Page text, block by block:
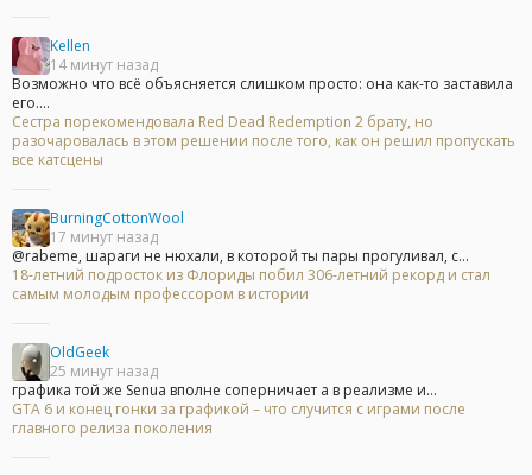
Kellen
14 минут назад
Возможно что всё объясняется слишком просто: она как-то заставила
его....
Сестра порекомендовала Red Dead Redemption 2 брату, но
разочаровалась в этом решении после того, как он решил пропускать
все катсцены
BurningCottonWool
17 минут назад
@rabeme, шараги не нюхали, в которой ты пары прогуливал, с...
18-летний подросток из Флориды побил 306-летний рекорд и стал
самым молодым профессором в истории
OldGeek
25 минут назад
графика той же Senua вполне соперничает а в реализме и...
GTA 6 и конец гонки за графикой – что случится с играми после
главного релиза поколения